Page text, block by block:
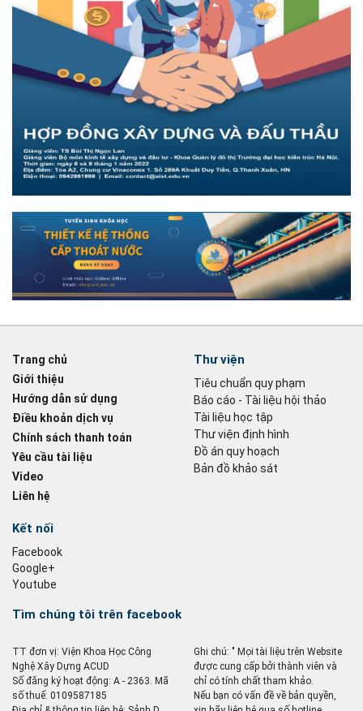
Trang chủ
Giới thiệu
Hướng dẫn sử dụng
Điều khoản dịch vụ
Chính sách thanh toán
Yêu cầu tài liệu
Video
Liên hệ
Thư viện
Tiêu chuẩn quy phạm
Báo cáo - Tài liệu hội thảo
Tài liệu học tập
Thư viện định hình
Đồ án quy hoạch
Bản đồ khảo sát
Kết nối
Facebook
Google+
Youtube
Tìm chúng tôi trên facebook
TT đơn vị: Viện Khoa Học Công
Nghệ Xây Dựng ACUD
Số đăng ký hoạt động: A - 2363. Mã
số thuế: 0109587185
Ghi chú: " Mọi tài liệu trên Website
được cung cấp bởi thành viên và
chỉ có tính chất tham khảo.
Nếu bạn có vấn đề về bản quyền,